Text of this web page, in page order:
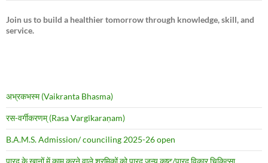
Join us to build a healthier tomorrow through knowledge, skill, and
service.
अभ्रकभस्म (Vaikranta Bhasma)
रस-वर्गीकरणम् (Rasa Vargīkaraṇam)
B.A.M.S. Admission/ counciling 2025-26 open
पारद के खानों में काम करने वाले श्रमिकों को पारद जन्य कष्ट/पारद विकार चिकित्सा